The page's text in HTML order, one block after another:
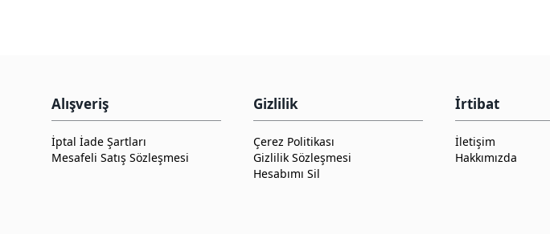
Alışveriş
İptal İade Şartları
Mesafeli Satış Sözleşmesi
Gizlilik
Çerez Politikası
Gizlilik Sözleşmesi
Hesabımı Sil
İrtibat
İletişim
Hakkımızda